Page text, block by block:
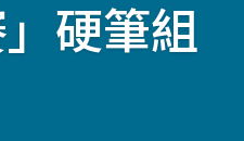
硬筆組